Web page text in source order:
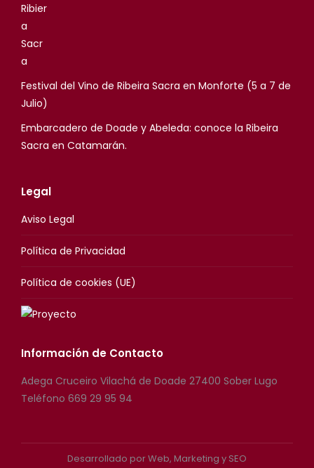
Festival del Vino de Ribeira Sacra en Monforte (5 a 7 de
Julio)
Embarcadero de Doade y Abeleda: conoce la Ribeira
Sacra en Catamarán.
Legal
Aviso Legal
Política de Privacidad
Política de cookies (UE)
Información de Contacto
Adega Cruceiro Vilachá de Doade 27400 Sober Lugo
Teléfono 669 29 95 94
Desarrollado porWeb, Marketing y SEO